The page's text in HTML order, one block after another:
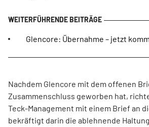
Glencore: Übernahme – jetzt
Nachdem Glencore mit dem offenen
Zusammenschluss geworben hat,
Teck-Management mit einem Brief an
bekräftigt darin die ablehnende